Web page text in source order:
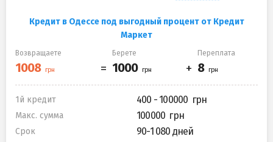
Кредит в Одессе под выгодный процент от Кредит
Маркет
Возвращаете Берете Переплата
1й кредит 400 - 100000
Макс. сумма 100000
Срок 90-1 080 дней